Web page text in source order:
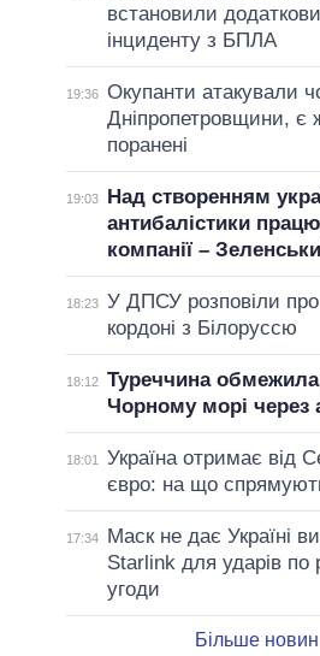
встановили
інциденту з БПЛА
19:36 Окупанти атакували
Дніпропетровщини, є
поранені
19:03
Над створенням
антибалістики
компанії –
18:23 У ДПСУ розповіли
кордоні з Білоруссю
18:12 Туреччина
Чорному морі через
18:01
Україна отримає від
євро: на що
17:34
Маск не дає Україні
Starlink для ударів по
угоди
Більше новин